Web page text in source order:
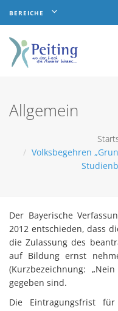
BEREICHE
Allgemein
Volksbegehren
Der Bayerische
2012 entschieden, dass
die Zulassung des
auf Bildung ernst
(Kurzbezeichnung:
gegeben sind.
Die Eintragungsfrist